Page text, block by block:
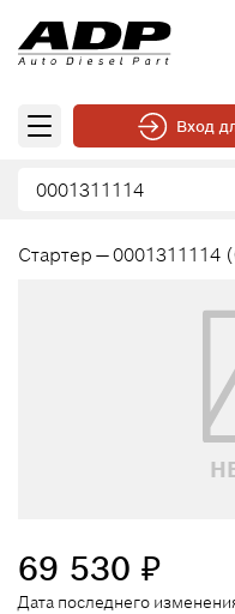
Вход
Стартер — 0001311114
69 530 ₽
Дата последнего